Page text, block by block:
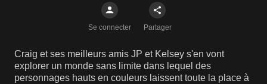
Se connecter Partager
Craig et ses meilleurs amis JP et Kelsey s'en vont
explorer un monde sans limite dans lequel des
personnages hauts en couleurs laissent toute la place à